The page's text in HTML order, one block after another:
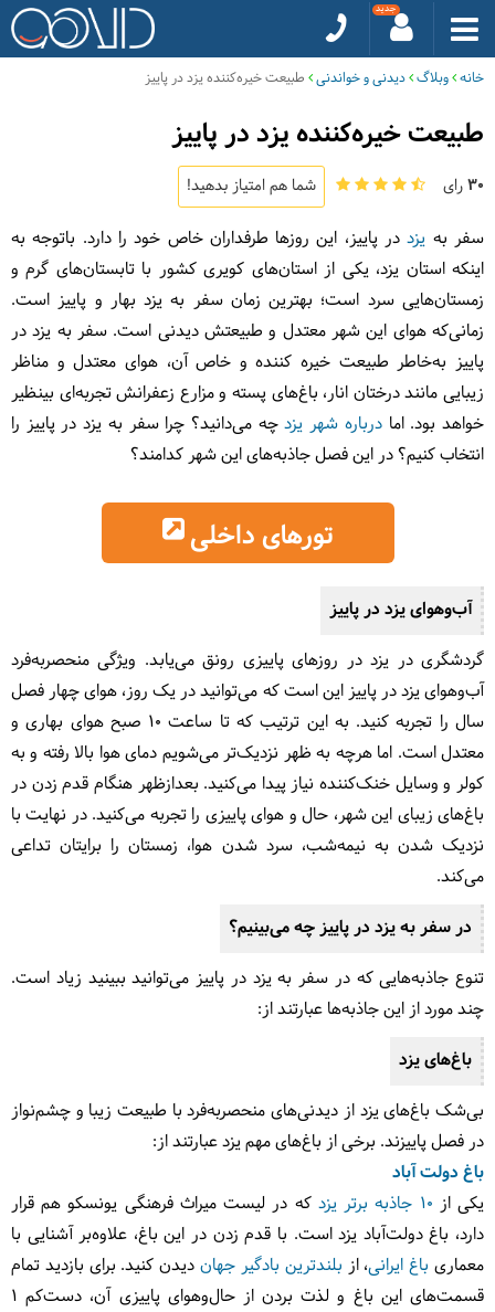
خانه وبلاگ دیدنی و خواندنی طبیعت خیره‌کننده یزد در پاییز
طبیعت خیره‌کننده یزد در پاییز
30رای شما هم امتیاز بدهید!
سفر به یزددر پاییز، این روزها طرفداران خاص خود را دارد. باتوجه به
اینکه استان یزد، یکی از استان‌های کویری کشور با تابستان‌های گرم و
زمستان‌هایی سرد است؛ بهترین زمان سفر به یزد بهار و پاییز است.
زمانی‌که هوای این شهر معتدل و طبیعتش دیدنی است. سفر به یزد در
پاییز به‌خاطر طبیعت خیره کننده و خاص آن، هوای معتدل و مناظر
زیبایی مانند درختان انار، باغ‌های پسته و مزارع زعفرانش تجربه‌ای بینظیر
خواهد بود. امادرباره شهر یزدچه می‌دانید؟ چرا سفر به یزد در پاییز را
انتخاب کنیم؟ در این فصل جاذبه‌های این شهر کدامند؟
تورهای داخلی
آب‌وهوای یزد در پاییز
گردشگری در یزد در روزهای پاییزی رونق می‌یابد. ویژگی منحصربه‌فرد
آب‌وهوای یزد در پاییز این است که می‌توانید در یک روز، هوای چهار فصل
سال را تجربه کنید. به این ترتیب که تا ساعت 10 صبح هوای بهاری و
معتدل است. اما هرچه به ظهر نزدیک‌تر می‌شویم دمای هوا بالا رفته و به
کولر و وسایل خنک‌کننده نیاز پیدا می‌کنید. بعدازظهر هنگام قدم زدن در
باغ‌های زیبای این شهر، حال و هوای پاییزی را تجربه می‌کنید. در نهایت با
نزدیک شدن به نیمه‌شب، سرد شدن هوا، زمستان را برایتان تداعی
می‌کند.
در سفر به یزد در پاییز چه می‌بینیم؟
تنوع جاذبه‌هایی که در سفر به یزد در پاییز می‌توانید ببینید زیاد است.
چند مورد از این جاذبه‌ها عبارتند از:
باغ‌های یزد
بی‌شک باغ‌های یزد از دیدنی‌های منحصربه‌فرد با طبیعت زیبا و چشم‌نواز
در فصل پاییزند. برخی از باغ‌های مهم یزد عبارتند از:
باغ دولت آباد
یکی از 10 جاذبه برتر یزد
که در لیست میراث فرهنگی یونسکو هم قرار
دارد، باغ دولت‌آباد یزد است. با قدم زدن در این باغ، علاوه‌بر آشنایی با
معماری باغ ایرانی، از بلندترین بادگیر جهاندیدن کنید. برای بازدید تمام
قسمت‌های این باغ و لذت بردن از حال‌وهوای پاییزی آن، دست‌کم 1